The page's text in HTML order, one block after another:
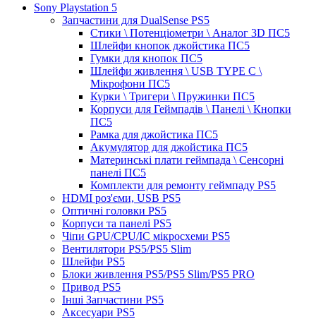
Sony Playstation 5
Запчастини для DualSense PS5
Стики \ Потенціометри \ Аналог 3D ПС5
Шлейфи кнопок джойстика ПС5
Гумки для кнопок ПС5
Шлейфи живлення \ USB TYPE C \
Мікрофони ПС5
Курки \ Тригери \ Пружинки ПС5
Корпуси для Геймпадів \ Панелі \ Кнопки
ПС5
Рамка для джойстика ПС5
Акумулятор для джойстика ПС5
Материнські плати геймпада \ Сенсорні
панелі ПС5
Комплекти для ремонту геймпаду PS5
HDMI роз'єми, USB PS5
Оптичні головки PS5
Корпуси та панелі PS5
Чіпи GPU/CPU/IC мікросхеми PS5
Вентилятори PS5/PS5 Slim
Шлейфи PS5
Блоки живлення PS5/PS5 Slim/PS5 PRO
Привод PS5
Інші Запчастини PS5
Аксесуари PS5